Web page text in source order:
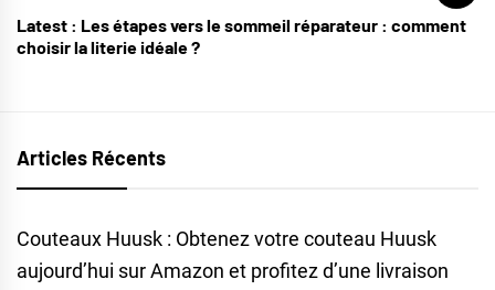
Latest : Les étapes vers le sommeil réparateur : comment
choisir la literie idéale ?
Articles Récents
Couteaux Huusk : Obtenez votre couteau Huusk
aujourd’hui sur Amazon et profitez d’une livraison